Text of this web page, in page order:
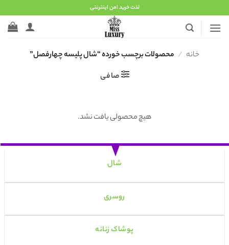
to
content
لذت خرید امن اینترنتی
خانه / محصولات برچسب خورده “شال پلیسه چهارفصل”
صافی
هیچ محصولی یافت نشد.
شال
روسری
پوشاک زنانه